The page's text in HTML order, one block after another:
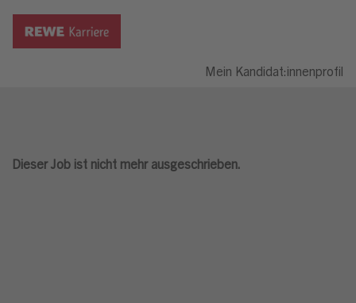
Mein Kandidat:innenprofil
Dieser Job ist nicht mehr ausgeschrieben.